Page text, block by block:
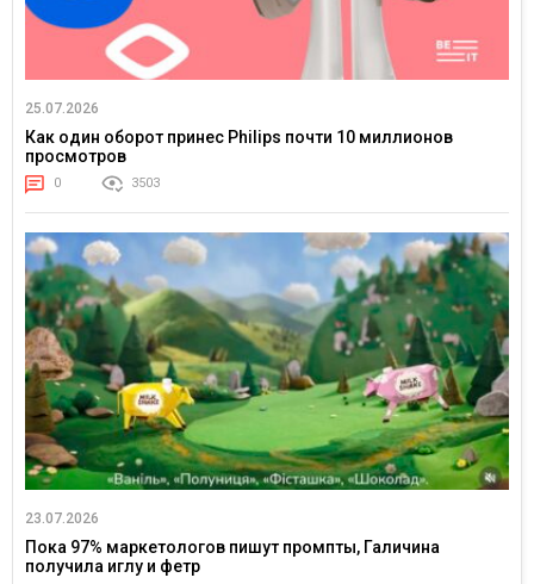
25.07.2026
Как один оборот принес Philips почти 10 миллионов
просмотров
0 3503
23.07.2026
Пока 97% маркетологов пишут промпты, Галичина
получила иглу и фетр